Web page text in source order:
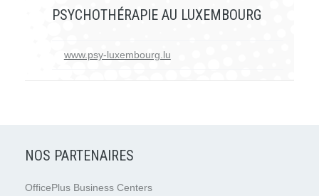
PSYCHOTHÉRAPIE AU LUXEMBOURG
www.psy-luxembourg.lu
NOS PARTENAIRES
OfficePlus Business Centers